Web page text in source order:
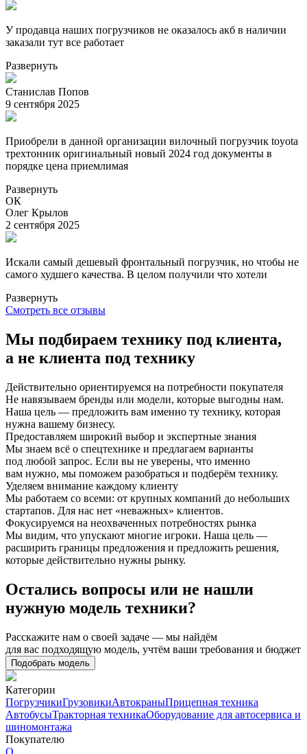
У продавца наших погрузчиков не оказалось акб в наличии
заказали тут все работает
Развернуть
Станислав Попов
9 сентября 2025
Приобрели в данной организации вилочный погрузчик toyota
трехтонник оригинальный новый 2024 год документы в
порядке цена приемлимая
Развернуть
ОК
Олег Крылов
2 сентября 2025
Искали самый дешевый фронтальный погрузчик, но чтобы не
самого худшего качества. В целом получили что хотели
Развернуть
Смотреть все отзывы
Мы подбираем технику под клиента,
а не клиента под технику
Действительно ориентируемся на потребности покупателя
Не навязываем бренды или модели, которые выгодны нам.
Наша цель — предложить вам именно ту технику, которая
нужна вашему бизнесу.
Предоставляем широкий выбор и экспертные знания
Мы знаем всё о спецтехнике и предлагаем варианты
под любой запрос. Если вы не уверены, что именно
вам нужно, мы поможем разобраться и подберём технику.
Уделяем внимание каждому клиенту
Мы работаем со всеми: от крупных компаний до небольших
стартапов. Для нас нет «неважных» клиентов.
Фокусируемся на неохваченных потребностях рынка
Мы видим, что упускают многие игроки. Наша цель —
расширить границы предложения и предложить решения,
которые действительно нужны рынку.
Остались вопросы или не нашли
нужную модель техники?
Расскажите нам о своей задаче — мы найдём
для вас подходящую модель, учтём ваши требования и бюджет
Подобрать модель
Категории
ПогрузчикиГрузовикиАвтокраныПрицепная техника
АвтобусыТракторная техникаОборудование для автосервиса и
шиномонтажа
Покупателю
О